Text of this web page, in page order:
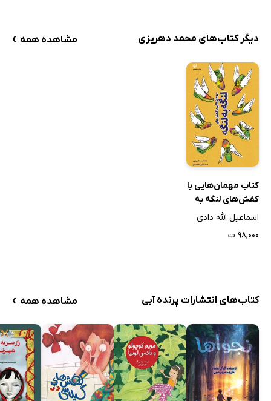
دیگر کتاب‌های محمد دهریزی مشاهده همه ›
کتاب مهمان‌هایی با
کفش‌های لنگه به
لنگه
اسماعیل الله دادی
۹۸,۰۰۰ ت
کتاب‌های انتشارات پرنده آبی مشاهده همه ›